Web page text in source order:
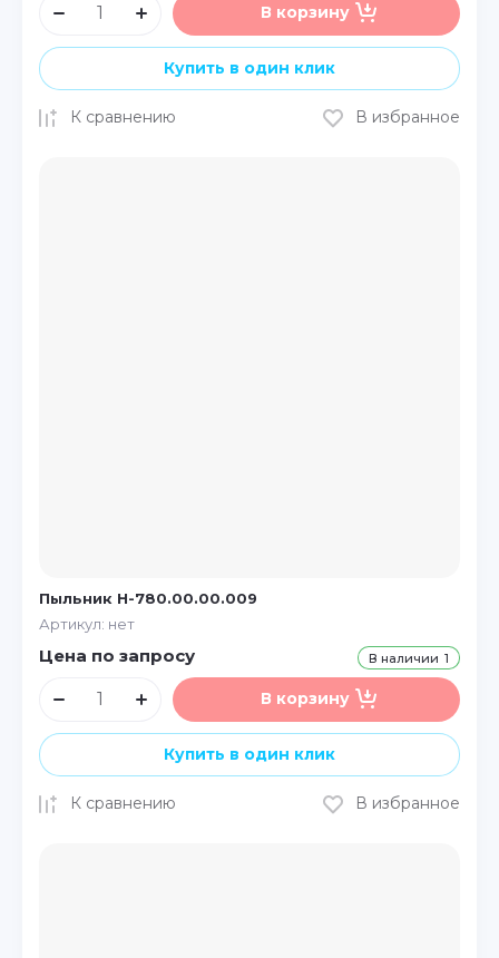
В корзину
Купить в один клик
К сравнению В избранное
Пыльник Н-780.00.00.009
Артикул: нет
В наличии 1
Цена по запросу
В корзину
Купить в один клик
К сравнению В избранное